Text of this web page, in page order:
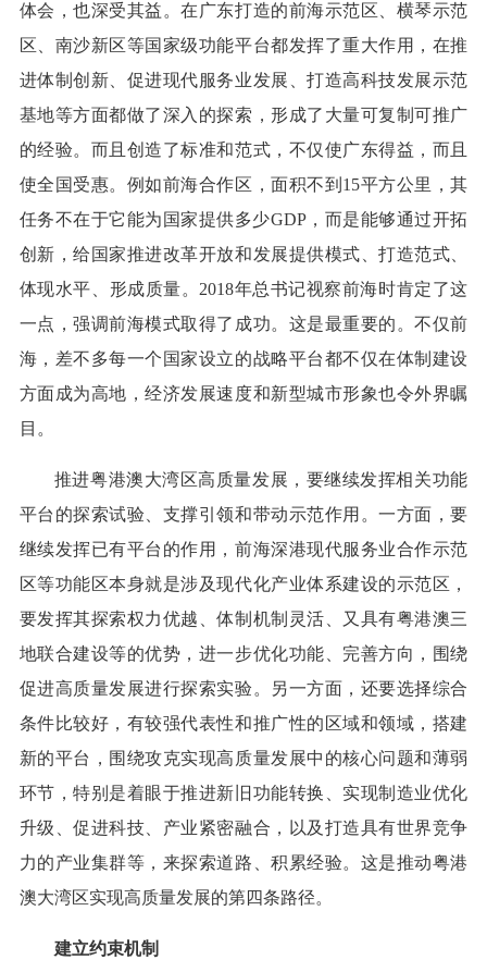
体会，也深受其益。在广东打造的前海示范区、横琴示范
区、南沙新区等国家级功能平台都发挥了重大作用，在推
进体制创新、促进现代服务业发展、打造高科技发展示范
基地等方面都做了深入的探索，形成了大量可复制可推广
的经验。而且创造了标准和范式，不仅使广东得益，而且
使全国受惠。例如前海合作区，面积不到15平方公里，其
任务不在于它能为国家提供多少GDP，而是能够通过开拓
创新，给国家推进改革开放和发展提供模式、打造范式、
体现水平、形成质量。2018年总书记视察前海时肯定了这
一点，强调前海模式取得了成功。这是最重要的。不仅前
海，差不多每一个国家设立的战略平台都不仅在体制建设
方面成为高地，经济发展速度和新型城市形象也令外界瞩
目。
推进粤港澳大湾区高质量发展，要继续发挥相关功能
平台的探索试验、支撑引领和带动示范作用。一方面，要
继续发挥已有平台的作用，前海深港现代服务业合作示范
区等功能区本身就是涉及现代化产业体系建设的示范区，
要发挥其探索权力优越、体制机制灵活、又具有粤港澳三
地联合建设等的优势，进一步优化功能、完善方向，围绕
促进高质量发展进行探索实验。另一方面，还要选择综合
条件比较好，有较强代表性和推广性的区域和领域，搭建
新的平台，围绕攻克实现高质量发展中的核心问题和薄弱
环节，特别是着眼于推进新旧功能转换、实现制造业优化
升级、促进科技、产业紧密融合，以及打造具有世界竞争
力的产业集群等，来探索道路、积累经验。这是推动粤港
澳大湾区实现高质量发展的第四条路径。
建立约束机制